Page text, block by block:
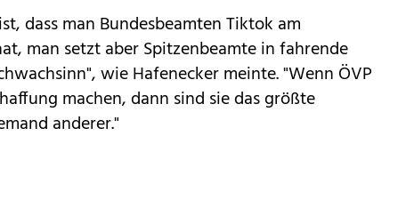
dass man Bundesbeamten Tiktok am
man setzt aber Spitzenbeamte in fahrende
wie Hafenecker meinte. "Wenn ÖVP
machen, dann sind sie das größte
anderer."